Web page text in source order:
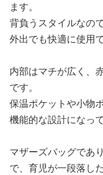
ます。
背負うスタイルなの
外出でも快適に使用
内部はマチが広く、
です。
保温ポケットや小物
機能的な設計になっ
マザーズバッグであ
で、育児が一段落し